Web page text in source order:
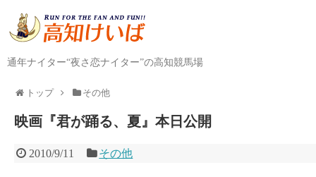
通年ナイター“夜さ恋ナイター”の高知競馬場
トップ その他
映画『君が踊る、夏』本日公開
2010/9/11 その他